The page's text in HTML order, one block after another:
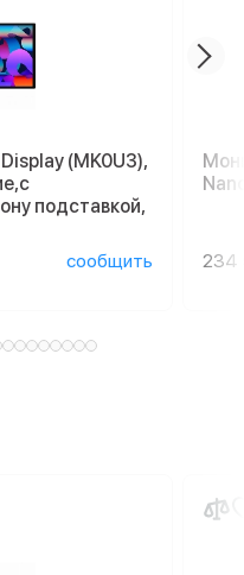
(MK0U3),
подставкой,
сообщить 234